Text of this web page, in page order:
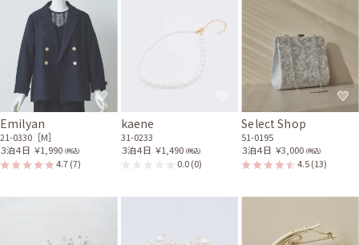
Emilyan
21-0330［M］
３泊４日 ￥1,990 (税込)
4.7(7)
kaene
31-0233
３泊４日 ￥1,490 (税込)
0.0(0)
Select Shop
51-0195
３泊４日 ￥3,000 (税込)
4.5(13)